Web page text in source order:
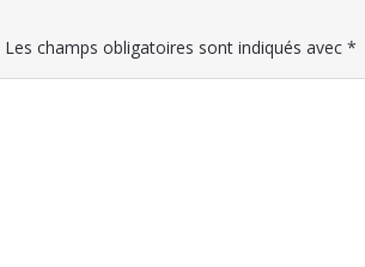
Les champs obligatoires sont indiqués avec *